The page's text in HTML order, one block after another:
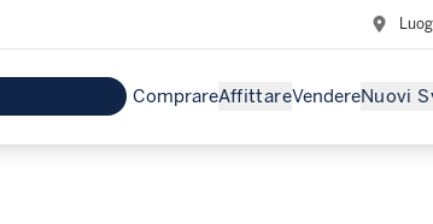
ComprareAffittareVendereNuovi